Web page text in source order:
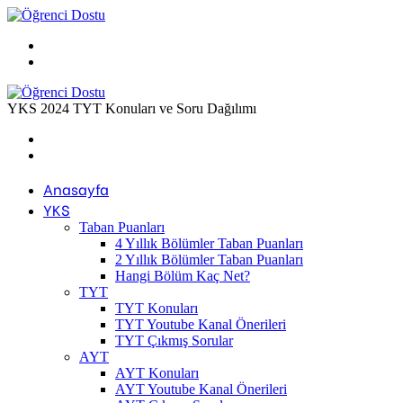
...
YKS 2024 TYT Konuları ve Soru Dağılımı
Anasayfa
YKS
Taban Puanları
4 Yıllık Bölümler Taban Puanları
2 Yıllık Bölümler Taban Puanları
Hangi Bölüm Kaç Net?
TYT
TYT Konuları
TYT Youtube Kanal Önerileri
TYT Çıkmış Sorular
AYT
AYT Konuları
AYT Youtube Kanal Önerileri